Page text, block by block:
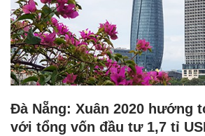
Đà Nẵng: Xuân 2020 hướng
với tổng vốn đầu tư 1,7 tỉ